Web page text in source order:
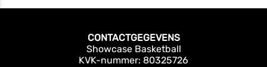
CONTACTGEGEVENS
Showcase Basketball
KVK-nummer: 80325726